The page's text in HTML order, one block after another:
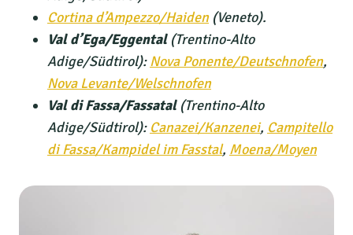
Cortina d’Ampezzo/Haiden(Veneto).
Val d’Ega/Eggental(Trentino-Alto
Adige/Südtirol):Nova Ponente/Deutschnofen,
Nova Levante/Welschnofen
Val di Fassa/Fassatal (Trentino-Alto
Adige/Südtirol): Canazei/Kanzenei, Campitello
di Fassa/Kampidel im Fasstal, Moena/Moyen